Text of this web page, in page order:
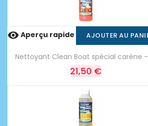
 Aperçu rapide AJOUTER AU
Nettoyant Clean Boat spécial carène -
21,50 €